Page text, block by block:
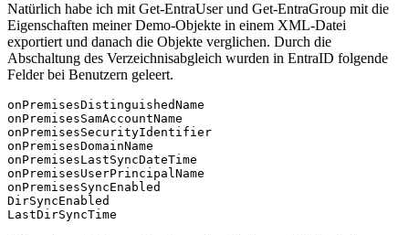
Natürlich habe ich mit Get-EntraUser und Get-EntraGroup mit die
Eigenschaften meiner Demo-Objekte in einem XML-Datei
exportiert und danach die Objekte verglichen. Durch die
Abschaltung des Verzeichnisabgleich wurden in EntraID folgende
Felder bei Benutzern geleert.
onPremisesDistinguishedName
onPremisesSamAccountName
onPremisesSecurityIdentifier
onPremisesDomainName
onPremisesLastSyncDateTime
onPremisesUserPrincipalName
onPremisesSyncEnabled
DirSyncEnabled
LastDirSyncTime